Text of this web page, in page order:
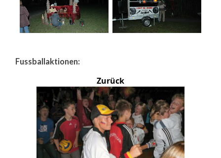
Fussballaktionen:
Zurück